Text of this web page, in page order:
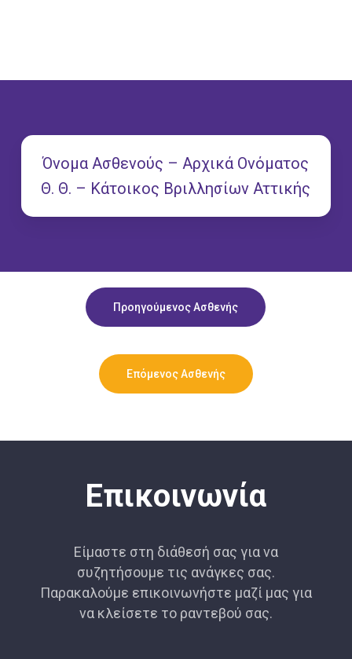
Όνομα Ασθενούς – Αρχικά Ονόματος
Θ. Θ. – Κάτοικος Βριλλησίων Αττικής
Προηγούμενος Ασθενής
Επόμενος Ασθενής
Επικοινωνία
Είμαστε στη διάθεσή σας για να
συζητήσουμε τις ανάγκες σας.
Παρακαλούμε επικοινωνήστε μαζί μας για
να κλείσετε το ραντεβού σας.